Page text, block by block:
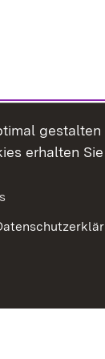
erhalten